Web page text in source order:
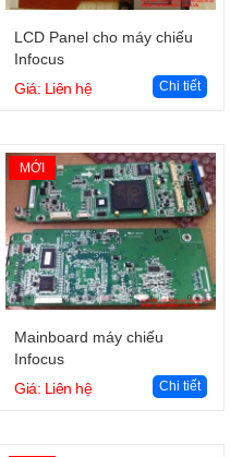
Giỏ hàng
LCD Panel cho máy chiếu
Infocus
Giá: Liên hệ
Chi tiết
MỚI
Giỏ hàng
Mainboard máy chiếu
Infocus
Giá: Liên hệ
Chi tiết